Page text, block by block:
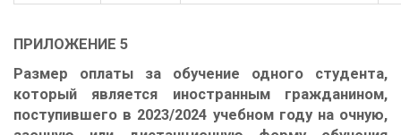
ПРИЛОЖЕНИЕ 5
Размер оплаты за обучение одного студента,
который является иностранным гражданином,
поступившего в 2023/2024 учебном году на очную,